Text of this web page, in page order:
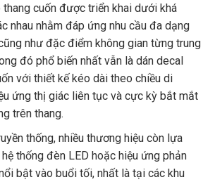
thang cuốn được triển khai dưới khá
nhau nhằm đáp ứng nhu cầu đa dạng
như đặc điểm không gian từng trung
đó phổ biến nhất vẫn là dán decal
với thiết kế kéo dài theo chiều di
ứng thị giác liên tục và cực kỳ bắt mắt
trên thang.
thống, nhiều thương hiệu còn lựa
thống đèn LED hoặc hiệu ứng phản
bật vào buổi tối, nhất là tại các khu